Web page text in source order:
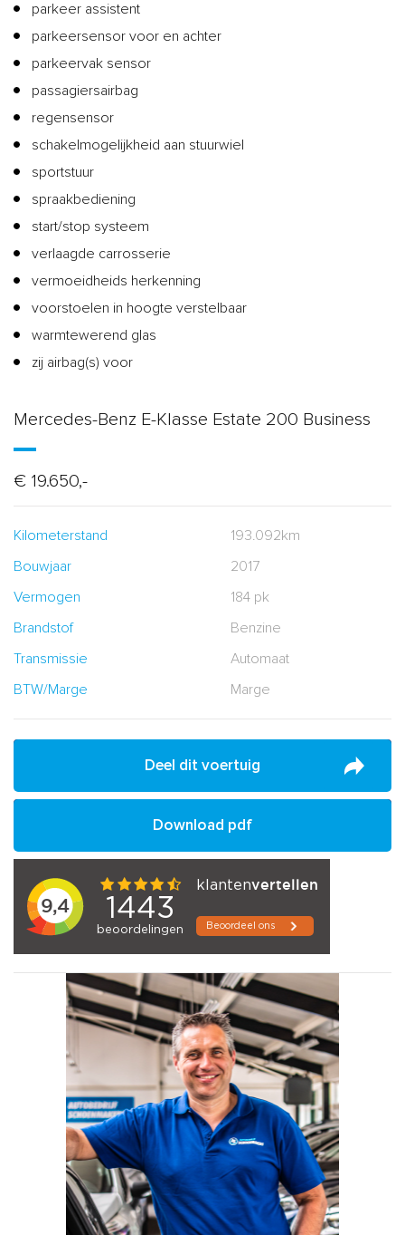
parkeer assistent
parkeersensor voor en achter
parkeervak sensor
passagiersairbag
regensensor
schakelmogelijkheid aan stuurwiel
sportstuur
spraakbediening
start/stop systeem
verlaagde carrosserie
vermoeidheids herkenning
voorstoelen in hoogte verstelbaar
warmtewerend glas
zij airbag(s) voor
Mercedes-Benz E-Klasse Estate 200 Business
€ 19.650,-
Kilometerstand
193.092km
Bouwjaar
2017
Vermogen
184 pk
Brandstof
Benzine
Transmissie
Automaat
BTW/Marge
Marge
Deel dit voertuig
Download pdf